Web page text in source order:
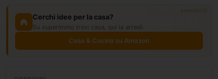
Cerchi idee per la casa?
Su superimmo trovi casa, qui la arredi.
Casa & Cucina su Amazon